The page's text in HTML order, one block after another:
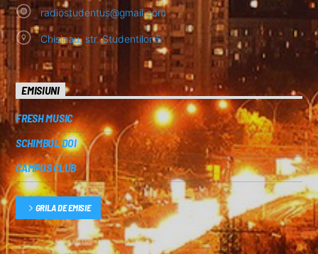
radiostudentus@gmail.com
Chisinau, str. Studentilor 5
EMISIUNI
FRESH MUSIC
SCHIMBUL DOI
CAMPUS CLUB
GRILA DE EMISIE